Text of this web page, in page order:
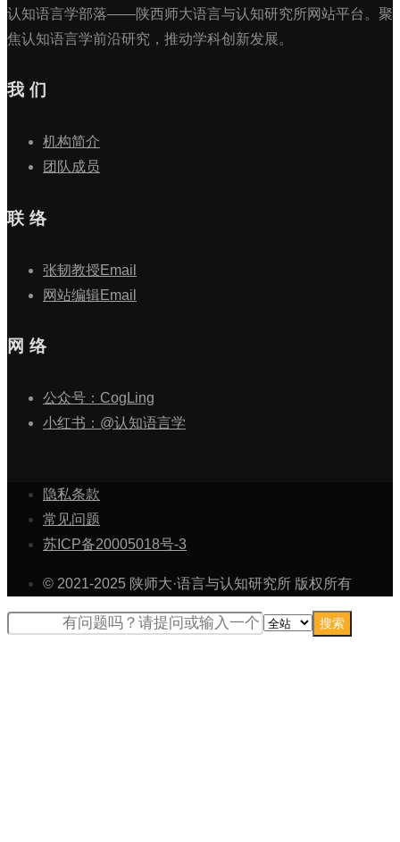
认知语言学部落——陕西师大语言与认知研究所网站平台。聚
焦认知语言学前沿研究，推动学科创新发展。
我 们
机构简介
团队成员
联 络
张韧教授Email
网站编辑Email
网 络
公众号：CogLing
小红书：@认知语言学
隐私条款
常见问题
苏ICP备20005018号-3
© 2021-2025 陕师大·语言与认知研究所 版权所有